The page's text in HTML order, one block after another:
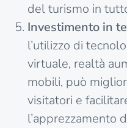
del turismo in
Investimento in
l’utilizzo di
virtuale, realtà
mobili, può
visitatori e
l’apprezzamento